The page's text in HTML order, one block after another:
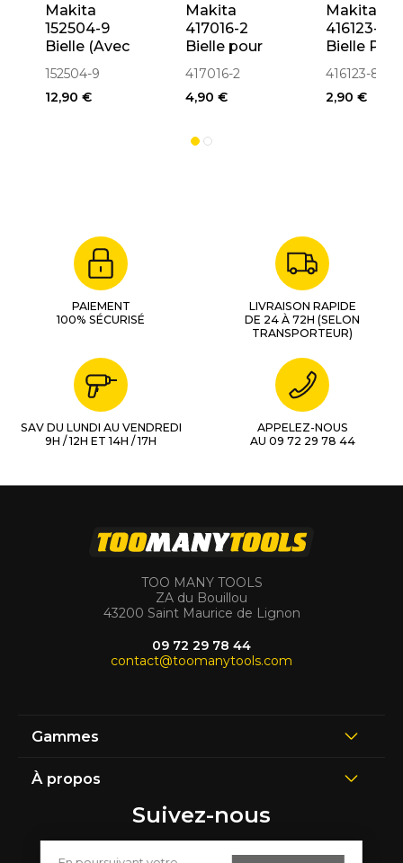
Makita
152504-9
Bielle (Avec
Roulement)
Pour HR2010
152504-9
12,90 €
Makita
417016-2
Bielle pour
perforateur
HR3000C,
HR3550C
417016-2
4,90 €
Makita
416123-8
Bielle
HR4000C
416123-8
2,90 €
PAIEMENT
100% SÉCURISÉ
LIVRAISON RAPIDE
DE 24 À 72H (SELON
TRANSPORTEUR)
SAV DU LUNDI AU VENDREDI
9H / 12H ET 14H / 17H
APPELEZ-NOUS
AU 09 72 29 78 44
TOO MANY TOOLS
ZA du Bouillou
43200 Saint Maurice de Lignon
09 72 29 78 44
contact@toomanytools.com
Gammes
À propos
Suivez-nous